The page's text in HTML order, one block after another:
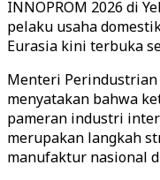
INNOPROM 2026 di
pelaku usaha
Eurasia kini terbuka
Menteri Perindustrian
menyatakan bahwa
pameran industri
merupakan langkah
manufaktur nasional